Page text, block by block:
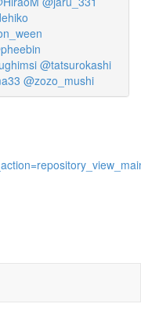
@tatsurokashi
@zozo_mushi